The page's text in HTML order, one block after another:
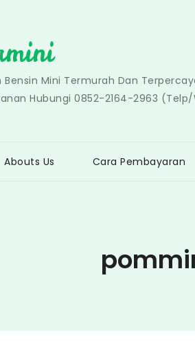
Mini Termurah Dan
Hubungi 0852-2164-2963
Abouts Us Cara Pembayaran